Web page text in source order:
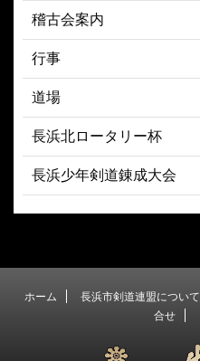
稽古会案内
行事
道場
長浜北ロータリー杯
長浜少年剣道錬成大会
ホーム 長浜市剣道連盟について
合せ